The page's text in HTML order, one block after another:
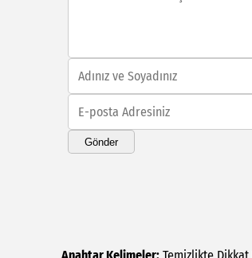
Gönder
Anahtar Kelimeler: Temizlikte Dikkat